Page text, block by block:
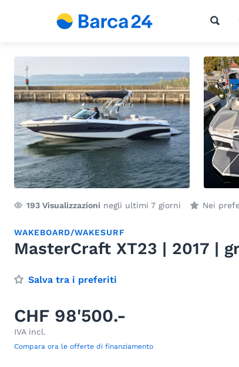
193 Visualizzazioni negli ultimi 7 giorni Nei
WAKEBOARD/WAKESURF
MasterCraft XT23 | 2017 |
Salva tra i preferiti
CHF 98'500.-
IVA incl.
Compara ora le offerte di finanziamento